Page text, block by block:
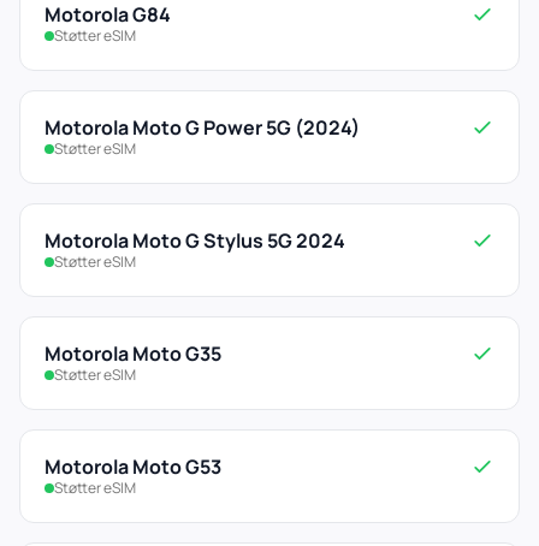
Motorola G84
Støtter eSIM
Motorola Moto G Power 5G (2024)
Støtter eSIM
Motorola Moto G Stylus 5G 2024
Støtter eSIM
Motorola Moto G35
Støtter eSIM
Motorola Moto G53
Støtter eSIM